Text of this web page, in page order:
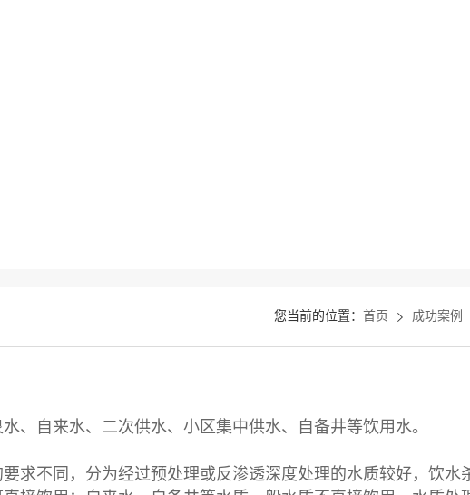
您当前的位置： 首页 成功案例
、自来水、二次供水、小区集中供水、自备井等饮用水。
求不同，分为经过预处理或反渗透深度处理的水质较好，饮水